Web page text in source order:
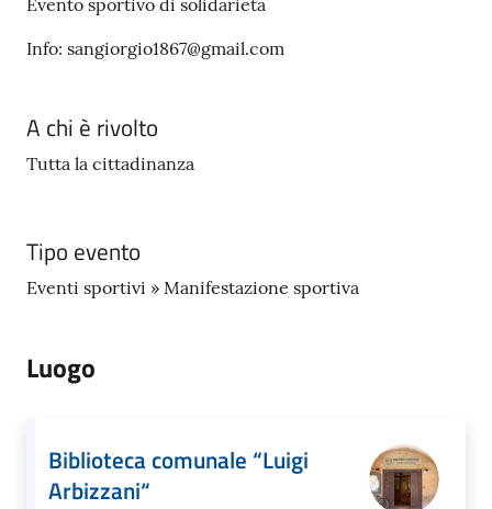
Seguici
Evento sportivo di solidarietà
Info: sangiorgio1867@gmail.com
A chi è rivolto
Tutta la cittadinanza
Tipo evento
Eventi sportivi » Manifestazione sportiva
Luogo
Biblioteca comunale “Luigi
Arbizzani“